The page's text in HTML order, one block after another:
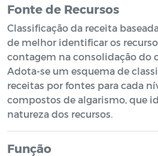
Fonte de Recursos
Classificação da receita
de melhor identificar os
contagem na consolidação do
Adota-se um esquema de
receitas por fontes para cada
compostos de algarismo, que
natureza dos recursos.
Função